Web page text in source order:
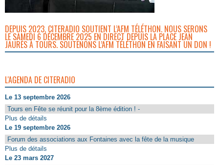
DEPUIS 2023, CITERADIO SOUTIENT L’AFM TÉLÉTHON. NOUS SERONS
LE SAMEDI 6 DÉCEMBRE 2025 EN DIRECT DEPUIS LA PLACE JEAN
JAURÈS À TOURS. SOUTENONS L’AFM TÉLÉTHON EN FAISANT UN DON !
L'AGENDA DE CITERADIO
Le 13 septembre 2026
Tours en Fête se réunit pour la 8ème édition ! -
Plus de détails
Le 19 septembre 2026
Forum des associations aux Fontaines avec la fête de la musique
Plus de détails
Le 23 mars 2027